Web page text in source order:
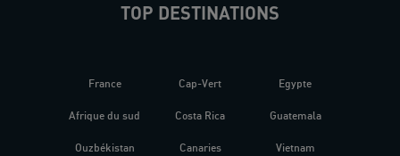
TOP DESTINATIONS
France
Afrique du sud
Ouzbékistan
Cap-Vert
Costa Rica
Canaries
Egypte
Guatemala
Vietnam